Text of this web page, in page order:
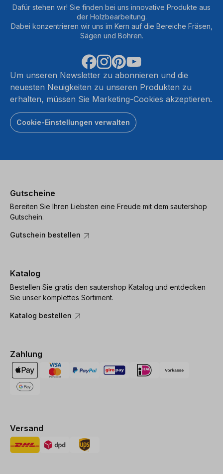
Dafür stehen wir! Sie finden bei uns innovative Produkte aus
der Holzbearbeitung.
Dabei konzentrieren wir uns im Kern auf die Bereiche Fräsen,
Sägen und Bohren.
Um unseren Newsletter zu abonnieren und die
neuesten Neuigkeiten zu unseren Produkten zu
erhalten, müssen Sie Marketing-Cookies akzeptieren.
Cookie-Einstellungen verwalten
Gutscheine
Bereiten Sie Ihren Liebsten eine Freude mit dem sautershop
Gutschein.
Gutschein bestellen
Katalog
Bestellen Sie gratis den sautershop Katalog und entdecken
Sie unser komplettes Sortiment.
Katalog bestellen
Zahlung
Versand